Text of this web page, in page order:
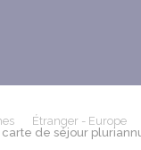
Étranger - Europe
carte de séjour